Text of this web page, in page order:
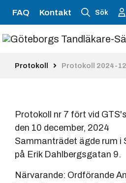
FAQ Kontakt Sök
Protokoll Protokoll 2024-
Protokoll nr 7 fört vid
den 10 december, 2024
Sammanträdet ägde rum i
på Erik Dahlbergsgatan 9.
Närvarande: Ordförande